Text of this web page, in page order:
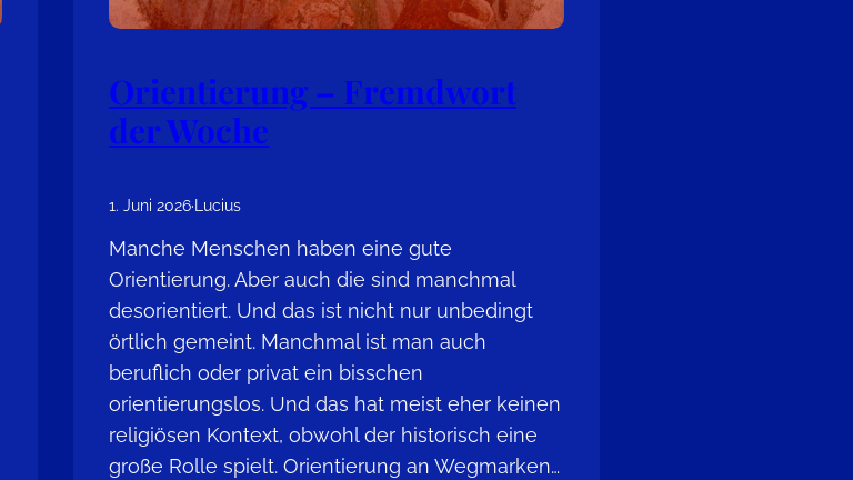
Orientierung – Fremdwort
der Woche
1. Juni 2026·Lucius
Manche Menschen haben eine gute
Orientierung. Aber auch die sind manchmal
desorientiert. Und das ist nicht nur unbedingt
örtlich gemeint. Manchmal ist man auch
beruflich oder privat ein bisschen
orientierungslos. Und das hat meist eher keinen
religiösen Kontext, obwohl der historisch eine
große Rolle spielt. Orientierung an Wegmarken…